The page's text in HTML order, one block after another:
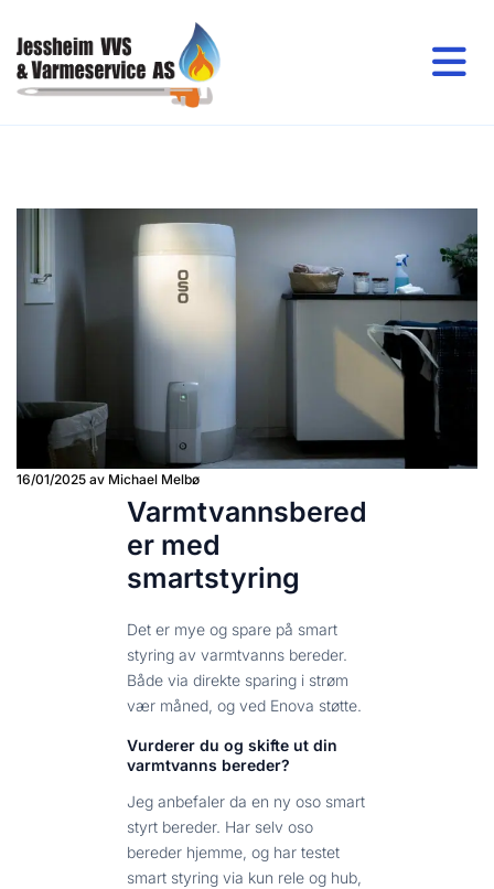
16/01/2025 av Michael Melbø
Varmtvannsbered
er med
smartstyring
Det er mye og spare på smart
styring av varmtvanns bereder.
Både via direkte sparing i strøm
vær måned, og ved Enova støtte.
Vurderer du og skifte ut din
varmtvanns bereder?
Jeg anbefaler da en ny oso smart
styrt bereder. Har selv oso
bereder hjemme, og har testet
smart styring via kun rele og hub,